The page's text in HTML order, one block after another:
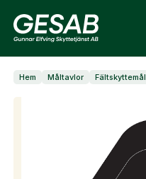
Ammunition
Utrustning
Hem Måltavlor Fältskyttemål